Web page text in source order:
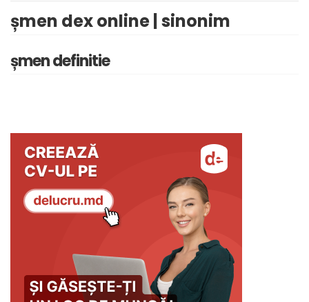
șmen dex online | sinonim
șmen definitie